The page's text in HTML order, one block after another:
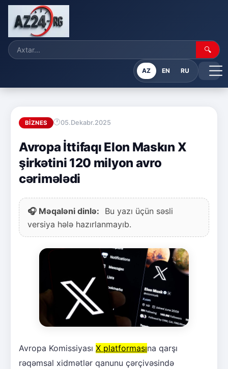
🔍
AZ EN RU
BIZNES 05.Dekabr.2025
Avropa İttifaqı Elon Maskın X
şirkətini 120 milyon avro
cərimələdi
🎧 Məqaləni dinlə:
Bu yazı üçün səsli
versiya hələ hazırlanmayıb.
Avropa Komissiyası X platformasına qarşı
rəqəmsal xidmətlər qanunu çərçivəsində